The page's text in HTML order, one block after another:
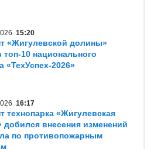
15:20
«Жигулевской долины»
10 национального
«ТехУспех-2026»
16:17
технопарка «Жигулевская
добился внесения изменений
по противопожарным